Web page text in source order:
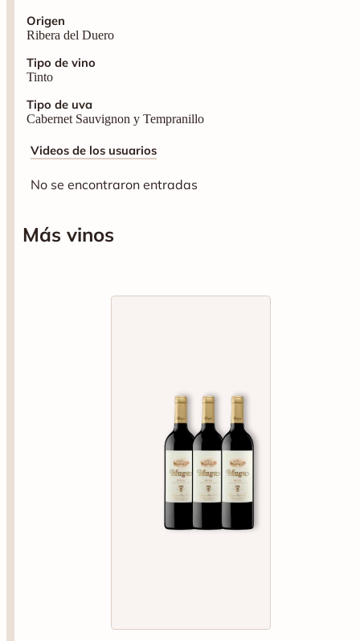
Origen
Ribera del Duero
Tipo de vino
Tinto
Tipo de uva
Cabernet Sauvignon y Tempranillo
Videos de los usuarios
No se encontraron entradas
Más vinos